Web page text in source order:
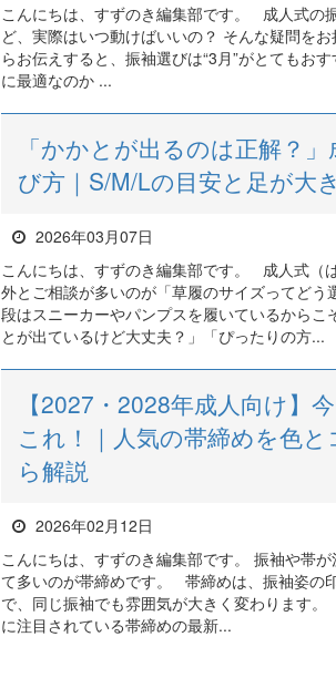
こんにちは、すずのき編集部です。 成人式の
ど、実際はいつ動けばいいの？ そんな疑問を
らお伝えすると、振袖選びは“3月”がとてもお
に最適なのか ...
「かかとが出るのは正解？
び方｜S/M/Lの目安と足が大
2026年03月07日
こんにちは、すずのき編集部です。 成人式（
外とご相談が多いのが「草履のサイズってど
段はスニーカーやパンプスを履いているから
とが出ているけど大丈夫？」「ぴったりの方...
【2027・2028年成人向け】
これ！｜人気の帯締めを色
ら解説
2026年02月12日
こんにちは、すずのき編集部です。 振袖や帯
て多いのが帯締めです。 帯締めは、振袖姿の
で、同じ振袖でも雰囲気が大きく変わります
に注目されている帯締めの最新...